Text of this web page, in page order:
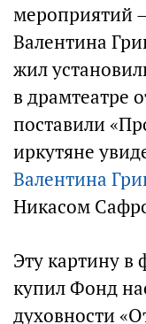
мероприятий
Валентина
жил
в драмтеатре
поставили
иркутяне
Валентина
Никасом
Эту картину в
купил Фонд
духовности